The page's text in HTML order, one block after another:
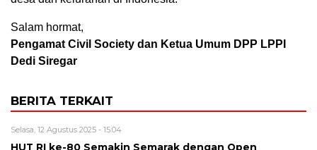
Salam hormat,
Pengamat Civil Society dan Ketua Umum DPP LPPI
Dedi Siregar
BERITA TERKAIT
Selasa, 12 Agustus 2025 - 15:04
HUT RI ke-80 Semakin Semarak dengan Open